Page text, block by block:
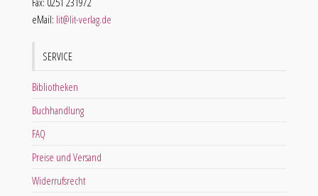
eMail: lit@lit-verlag.de
SERVICE
Bibliotheken
Buchhandlung
FAQ
Preise und Versand
Widerrufsrecht